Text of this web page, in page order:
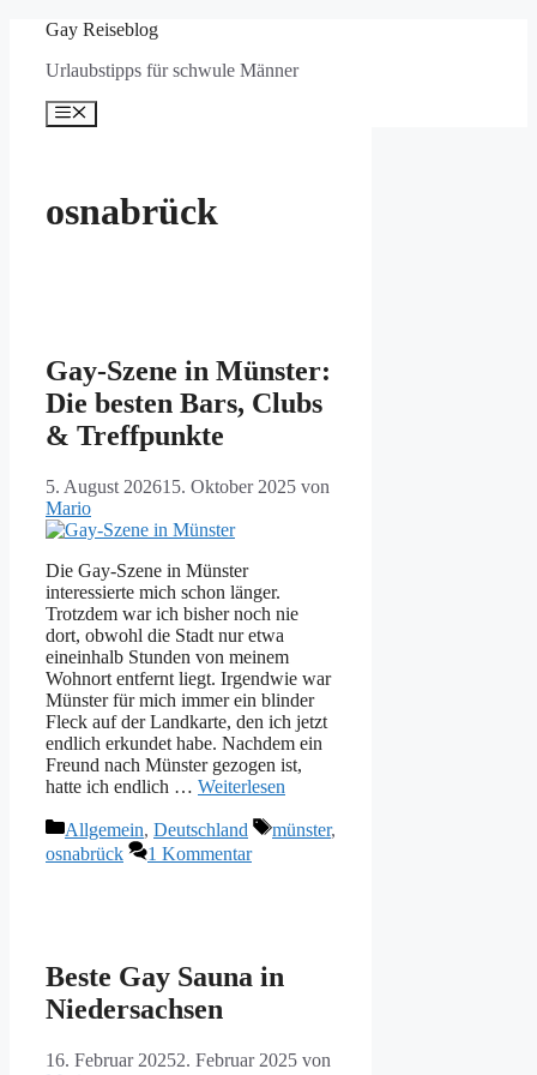
springen
Gay Reiseblog
Urlaubstipps für schwule Männer
Menü
osnabrück
Gay-Szene in Münster:
Die besten Bars, Clubs
& Treffpunkte
5. August 202615. Oktober 2025 von
Mario
Die Gay-Szene in Münster
interessierte mich schon länger.
Trotzdem war ich bisher noch nie
dort, obwohl die Stadt nur etwa
eineinhalb Stunden von meinem
Wohnort entfernt liegt. Irgendwie war
Münster für mich immer ein blinder
Fleck auf der Landkarte, den ich jetzt
endlich erkundet habe. Nachdem ein
Freund nach Münster gezogen ist,
hatte ich endlich … Weiterlesen
Kategorien
Allgemein, Deutschland Schlagwörter
münster,
osnabrück
1 Kommentar
Beste Gay Sauna in
Niedersachsen
16. Februar 20252. Februar 2025 von